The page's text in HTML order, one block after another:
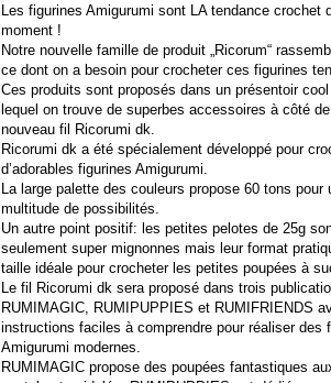
Les figurines Amigurumi sont LA tendance crochet
moment !
Notre nouvelle famille de produit „Ricorum“
ce dont on a besoin pour crocheter ces figurines
Ces produits sont proposés dans un présentoir cool
lequel on trouve de superbes accessoires à côté
nouveau fil Ricorumi dk.
Ricorumi dk a été spécialement développé pour
d’adorables figurines Amigurumi.
La large palette des couleurs propose 60 tons pour
multitude de possibilités.
Un autre point positif: les petites pelotes de 25g
seulement super mignonnes mais leur format
taille idéale pour crocheter les petites poupées à
Le fil Ricorumi dk sera proposé dans trois
RUMIMAGIC, RUMIPUPPIES et RUMIFRIENDS
instructions faciles à comprendre pour réaliser des
Amigurumi modernes.
RUMIMAGIC propose des poupées fantastiques